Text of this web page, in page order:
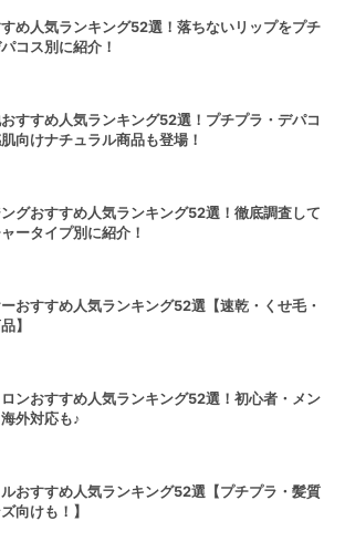
め人気ランキング52選！落ちないリップをプチ
コス別に紹介！
すすめ人気ランキング52選！プチプラ・デパコ
向けナチュラル商品も登場！
グおすすめ人気ランキング52選！徹底調査して
ータイプ別に紹介！
ーおすすめ人気ランキング52選【速乾・くせ毛・
】
ンおすすめ人気ランキング52選！初心者・メン
外対応も♪
おすすめ人気ランキング52選【プチプラ・髪質
向けも！】